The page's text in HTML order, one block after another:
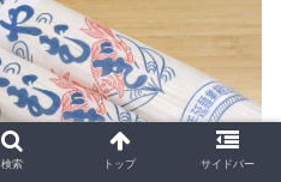
検索 トップ サイドバー